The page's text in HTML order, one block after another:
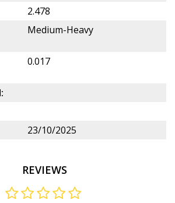
2.478
Medium-Heavy
0.017
23/10/2025
REVIEWS